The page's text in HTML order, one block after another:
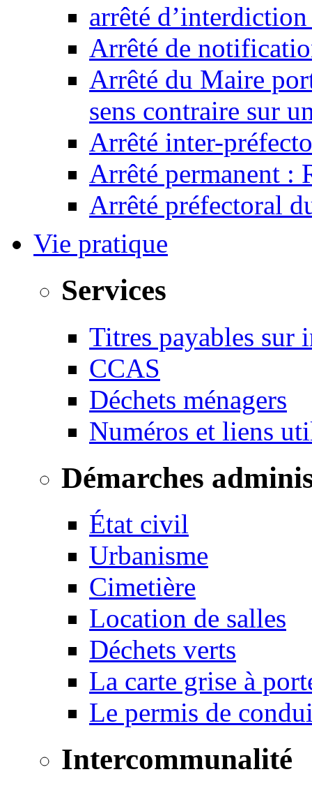
arrêté
Arrêté de
Arrêté du Maire
sens contraire sur
Arrêté inter-
Arrêté permanent :
Arrêté préfectoral
Vie pratique
Services
Titres payables sur
CCAS
Déchets ménagers
Numéros et liens
Démarches
État civil
Urbanisme
Cimetière
Location de salles
Déchets verts
La carte grise à
Le permis de
Intercommunalité